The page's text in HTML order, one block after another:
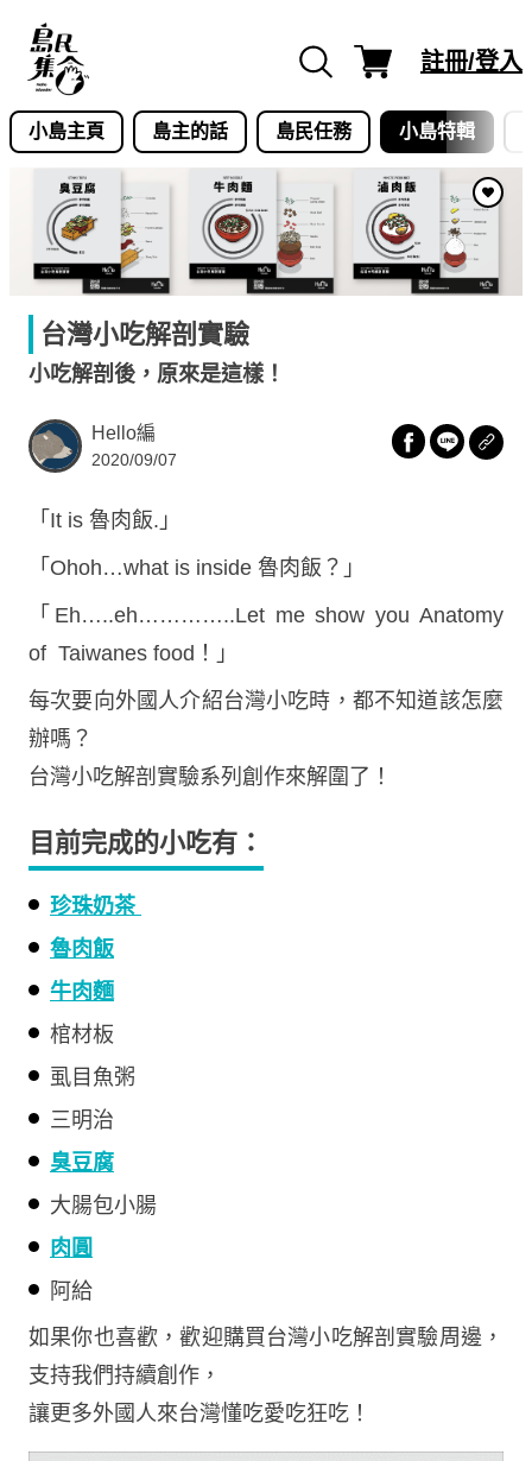
content
註冊/登入
小島主頁 島主的話 島民任務 小島特輯
台灣小吃解剖實驗
小吃解剖後，原來是這樣！
Hello編
2020/09/07
「It is 魯肉飯.」
「Ohoh…what is inside 魯肉飯？」
「Eh…..eh…………..Let me show you Anatomy
of Taiwanes food！」
每次要向外國人介紹台灣小吃時，都不知道該怎麼
辦嗎？
台灣小吃解剖實驗系列創作來解圍了！
目前完成的小吃有：
珍珠奶茶
魯肉飯
牛肉麵
棺材板
虱目魚粥
三明治
臭豆腐
大腸包小腸
肉圓
阿給
如果你也喜歡，歡迎購買台灣小吃解剖實驗周邊，
支持我們持續創作，
讓更多外國人來台灣懂吃愛吃狂吃！